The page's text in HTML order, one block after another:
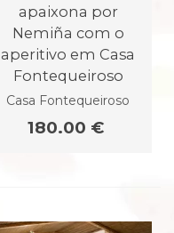
apaixona por
Nemiña com o
aperitivo em Casa
Fontequeiroso
Casa Fontequeiroso
180.00 €